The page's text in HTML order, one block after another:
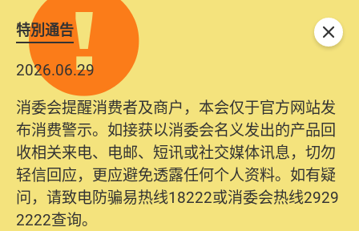
特別通告
2026.06.29
消委会提醒消费者及商户，本会仅于官方网站发
布消费警示。如接获以消委会名义发出的产品回
收相关来电、电邮、短讯或社交媒体讯息，切勿
轻信回应，更应避免透露任何个人资料。如有疑
问，请致电防骗易热线18222或消委会热线2929
2222查询。
关闭